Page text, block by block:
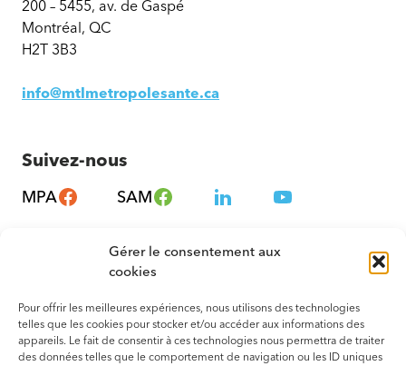
Gérer le consentement aux
cookies
Pour offrir les meilleures expériences, nous utilisons des technologies
telles que les cookies pour stocker et/ou accéder aux informations des
appareils. Le fait de consentir à ces technologies nous permettra de traiter
des données telles que le comportement de navigation ou les ID uniques
200 – 5455, av. de Gaspé
Montréal, QC
H2T 3B3
info@mtlmetropolesante.ca
Suivez-nous
MPA SAM